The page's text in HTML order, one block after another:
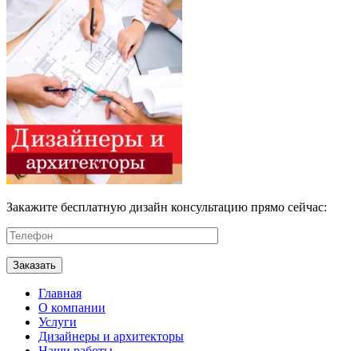
Закажите бесплатную дизайн консультацию прямо сейчас:
Главная
О компании
Услуги
Дизайнеры и архитекторы